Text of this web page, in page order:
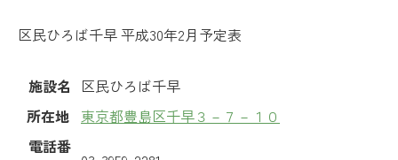
区民ひろば千早 平成30年2月予定表
施設名
区民ひろば千早
所在地 東京都豊島区千早３－７－１０
電話番